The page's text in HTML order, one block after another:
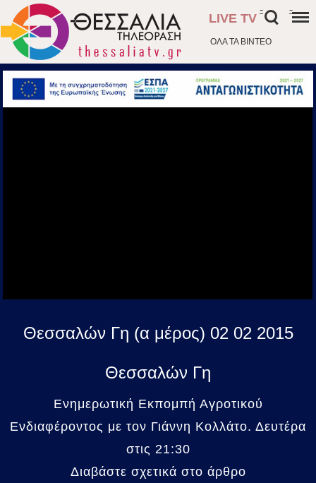
ΟΛΑ ΤΑ ΒΙΝΤΕΟ
LIVE TV
- -
Θεσσαλών Γη (α μέρος) 02 02 2015
Θεσσαλών Γη
Ενημερωτική Εκπομπή Αγροτικού
Ενδιαφέροντος με τον Γιάννη Κολλάτο. Δευτέρα
στις 21:30
Διαβάστε σχετικά στο άρθρο